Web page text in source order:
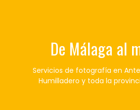
De Málaga al
Servicios de fotografía en
Humilladero y toda la